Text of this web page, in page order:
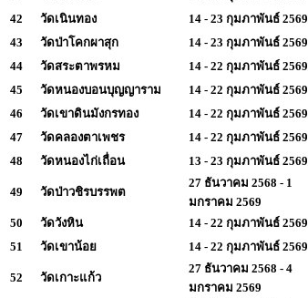
42
วัดเนินทอง 14 - 23 กุมภาพันธ์ 2569
43
วัดป่าโคกผาสุก 14 - 23 กุมภาพันธ์ 2569
44
วัดสระตาพรหม 14 - 22 กุมภาพันธ์ 2569
45
วัดหนองบอนบุญญาราม 14 - 22 กุมภาพันธ์ 2569
46
วัดเขาดินมังกรทอง 14 - 22 กุมภาพันธ์ 2569
47
วัดคลองตาเพชร 14 - 22 กุมภาพันธ์ 2569
48
วัดหนองไก่เถื่อน 13 - 23 กุมภาพันธ์ 2569
49 วัดป่าวชิรบรรพต
27 ธันวาคม 2568 - 1
มกราคม 2569
50 วัดวังหิน 14 - 22 กุมภาพันธ์ 2569
51
วัดเขาน้อย 14 - 22 กุมภาพันธ์ 2569
52 วัดเกาะแก้ว
27 ธันวาคม 2568 - 4
มกราคม 2569